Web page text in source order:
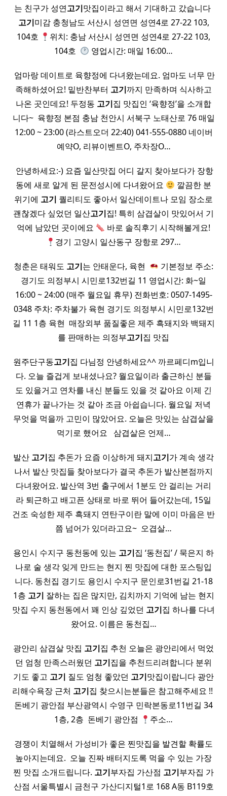
는 친구가 성연고기맛집이라고 해서 기대하고 갔습니다 ​
고기미감 충청남도 서산시 성연면 성연4로 27-22 103,
104호
위치: 충남 서산시 성연면 성연4로 27-22 103,
104호 ​
영업시간: 매일 16:00…
​ 엄마랑 데이트로 육향정에 다녀왔는데요. 엄마도 너무 만
족해하셨어요! 밑반찬부터 고기까지 만족하며 식사하고
나온 곳인데요! 두정동 고기집 맛집인 ‘육향정’을 소개합
니다~ ​ 육향정 본점 충남 천안시 서북구 노태산로 76 매일
12:00 ~ 23:00 (라스트오더 22:40) 041-555-0880 네이버
예약O, 리뷰이벤트O, 주차장O…
​ 안녕하세요:-) 요즘 일산맛집 어디 갈지 찾아보다가 장항
동에 새로 알게 된 문전성시에 다녀왔어요
깔끔한 분
위기에 고기 퀄리티도 좋아서 일산데이트나 모임 장소로
괜찮겠다 싶었던 일산고기집! 특히 삼겹살이 맛있어서 기
억에 남았던 곳이에요
바로 솔직후기 시작해볼게요!
경기 고양시 일산동구 장항로 297…
청춘은 태워도 고기는 안태운다, 육현 ​
기본정보 주소:
경기도 의정부시 시민로132번길 11 영업시간: 화~일
16:00 ~ 24:00 (매주 월요일 휴무) 전화번호: 0507-1495-
0348 주차: 주차불가 육현 경기도 의정부시 시민로132번
길 11 1층 육현 ​ 매장외부 품질좋은 제주 흑돼지와 백돼지
를 판매하는 의정부고기집 맛집
원주단구동고기집 다님정 안녕하세요^^ 까르페디m입니
다. 오늘 즐겁게 보내셨나요? 월요일이라 출근하신 분들
도 있을거고 연차를 내신 분들도 있을 것 같아요 이제 긴
연휴가 끝나가는 것 같아 조금 아쉽습니다. 월요일 저녁
무엇을 먹을까 고민이 많았어요. 오늘은 맛있는 삼겹살을
먹기로 했어요 ​ ​ 삼겹살은 언제…
발산 고기집 추돈가 요즘 이상하게 돼지고기가 계속 생각
나서 발산 맛집들 찾아보다가 결국 추돈가 발산본점까지
다녀왔어요. 발산역 3번 출구에서 1분도 안 걸리는 거리
라 퇴근하고 배고픈 상태로 바로 뛰어 들어갔는데, 15일
건조 숙성한 제주 흑돼지 연탄구이란 말에 이미 마음은 반
쯤 넘어가 있더라고요~ ​ 오겹살…
용인시 수지구 동천동에 있는 고기집 ‘동천집’ / 묵은지 하
나로 술 생각 잊게 만드는 현지 찐 맛집에 대한 포스팅입
니다. 동천집 경기도 용인시 수지구 문인로31번길 21-18
1층 고기 잘하는 집은 많지만, 김치까지 기억에 남는 현지
맛집 수지 동천동에서 꽤 인상 깊었던 고기집 하나를 다녀
왔어요. 이름은 동천집…
광안리 삼겹살 맛집 고기집 추천 오늘은 광안리에서 먹었
던 엄청 만족스러웠던 고기집을 추천드리려합니다 분위
기도 좋고 고기 질도 엄청 좋았던 고기맛집이랍니다 광안
리해수욕장 근처 고기집 찾으시는분들은 참고해주세요 !! ​
돈베기 광안점 부산광역시 수영구 민락본동로11번길 34
1층, 2층 ​ 돈베기 광안점
주소…
경쟁이 치열해서 가성비가 좋은 찐맛집을 발견할 확률도
높아지는데요. ​ 오늘 진짜 배터지도록 먹을 수 있는 가장
찐 맛집 소개드립니다. 고기부자집 가산점 고기부자집 가
산점 서울특별시 금천구 가산디지털1로 168 A동 B119호